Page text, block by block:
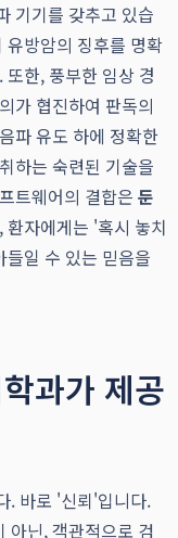
기기를 갖추고 있습
방암의 징후를 명확
한, 풍부한 임상 경
가 협진하여 판독의
파 유도 하에 정확한
하는 숙련된 기술을
트웨어의 결합은 둔
자에게는 '혹시 놓치
일 수 있는 믿음을
과가 제공
. 바로 '신뢰'입니다.
아닌, 객관적으로 검